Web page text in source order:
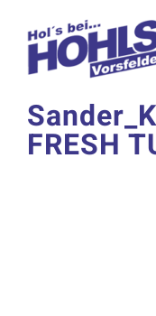
Inhalt
springen
FRESH